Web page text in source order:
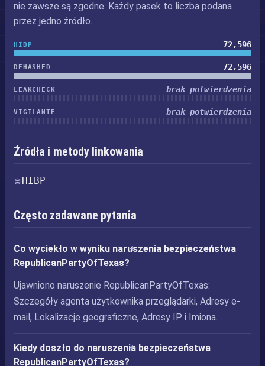
nie zawsze są zgodne. Każdy pasek to liczba podana
przez jedno źródło.
HIBP 72,596
DEHASHED 72,596
LEAKCHECK brak potwierdzenia
VIGILANTE brak potwierdzenia
Źródła i metody linkowania
HIBP
Często zadawane pytania
Co wyciekło w wyniku naruszenia bezpieczeństwa
RepublicanPartyOfTexas?
Ujawniono naruszenie RepublicanPartyOfTexas:
Szczegóły agenta użytkownika przeglądarki, Adresy e-
mail, Lokalizacje geograficzne, Adresy IP i Imiona.
Kiedy doszło do naruszenia bezpieczeństwa
RepublicanPartyOfTexas?